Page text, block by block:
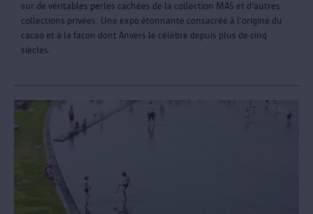
sur de véritables perles cachées de la collection MAS et d’autres
collections privées. Une expo étonnante consacrée à l’origine du
cacao et à la façon dont Anvers le célèbre depuis plus de cinq
siècles.